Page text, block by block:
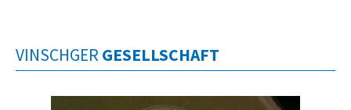
VINSCHGER GESELLSCHAFT